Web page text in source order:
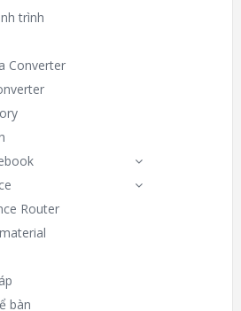
trình
Converter
Router
bàn